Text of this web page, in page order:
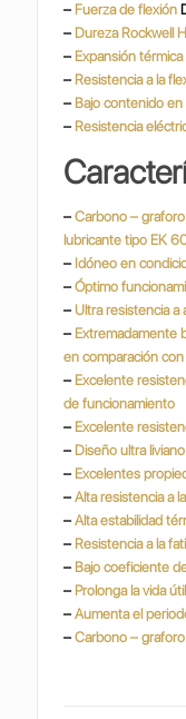
– Fuerza de flexión
– Dureza Rockwell
– Expansión
– Resistencia a la
– Bajo contenido en
– Resistencia
– Carbono –
lubricante tipo EK
– Idóneo en
– Óptimo
– Ultra resistencia a
– Extremadamente
en comparación
– Excelente
de funcionamiento
– Excelente
– Diseño ultra liviano
– Excelentes
– Alta resistencia a
– Alta estabilidad
– Resistencia a la
– Bajo coeficiente
– Prolonga la vida
– Aumenta el
– Carbono –